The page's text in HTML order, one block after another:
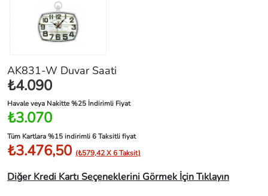
AK831-W Duvar Saati
₺4.090
Havale veya Nakitte %25 İndirimli Fiyat
₺3.070
Tüm Kartlara %15 indirimli 6 Taksitli fiyat
₺3.476,50 (₺579,42 X 6 Taksit)
Diğer Kredi Kartı Seçeneklerini Görmek İçin Tıklayın